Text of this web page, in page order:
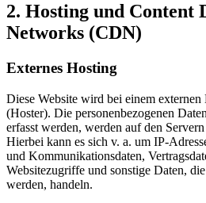
2. Hosting und Content
Networks (CDN)
Externes Hosting
Diese Website wird bei einem externen
(Hoster). Die personenbezogenen
erfasst werden, werden auf den
Hierbei kann es sich v. a. um IP-
und Kommunikationsdaten,
Websitezugriffe und sonstige Daten,
werden, handeln.